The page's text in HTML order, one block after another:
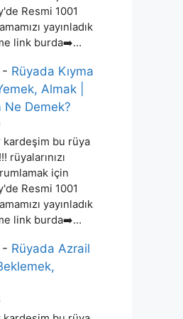
Resmi 1001
yayınladık
link burda➡️…
- Rüyada Kıyma
Almak |
Ne Demek?
kardeşim bu rüya
rüyalarınızı
için
Resmi 1001
yayınladık
link burda➡️…
- Rüyada Azrail